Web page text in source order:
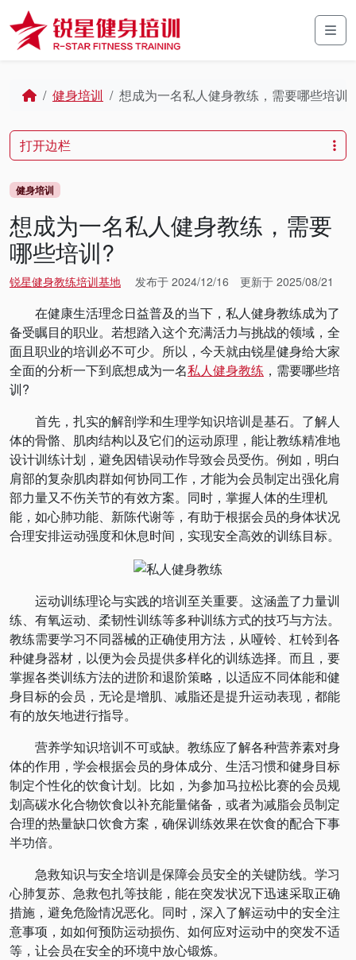
Skip to content
Skip to footer
Home健身培训 想成为一名私人健身教练，需要哪些培训?
健身培训
想成为一名私人健身教练，需要
哪些培训?
锐星健身教练培训基地 发布于 2024/12/16 更新于 2025/08/21
在健康生活理念日益普及的当下，私人健身教练成为了
备受瞩目的职业。若想踏入这个充满活力与挑战的领域，全
面且职业的培训必不可少。所以，今天就由锐星健身给大家
全面的分析一下到底想成为一名私人健身教练 ，需要哪些培
训?
首先，扎实的解剖学和生理学知识培训是基石。了解人
体的骨骼、肌肉结构以及它们的运动原理，能让教练精准地
设计训练计划，避免因错误动作导致会员受伤。例如，明白
肩部的复杂肌肉群如何协同工作，才能为会员制定出强化肩
部力量又不伤关节的有效方案。同时，掌握人体的生理机
能，如心肺功能、新陈代谢等，有助于根据会员的身体状况
合理安排运动强度和休息时间，实现安全高效的训练目标。
运动训练理论与实践的培训至关重要。这涵盖了力量训
练、有氧运动、柔韧性训练等多种训练方式的技巧与方法。
教练需要学习不同器械的正确使用方法，从哑铃、杠铃到各
种健身器材，以便为会员提供多样化的训练选择。而且，要
掌握各类训练方法的进阶和退阶策略，以适应不同体能和健
身目标的会员，无论是增肌、减脂还是提升运动表现，都能
有的放矢地进行指导。
营养学知识培训不可或缺。教练应了解各种营养素对身
体的作用，学会根据会员的身体成分、生活习惯和健身目标
制定个性化的饮食计划。比如，为参加马拉松比赛的会员规
划高碳水化合物饮食以补充能量储备，或者为减脂会员制定
合理的热量缺口饮食方案，确保训练效果在饮食的配合下事
半功倍。
急救知识与安全培训是保障会员安全的关键防线。学习
心肺复苏、急救包扎等技能，能在突发状况下迅速采取正确
措施，避免危险情况恶化。同时，深入了解运动中的安全注
意事项，如如何预防运动损伤、如何应对运动中的突发不适
等，让会员在安全的环境中放心锻炼。
打开边栏